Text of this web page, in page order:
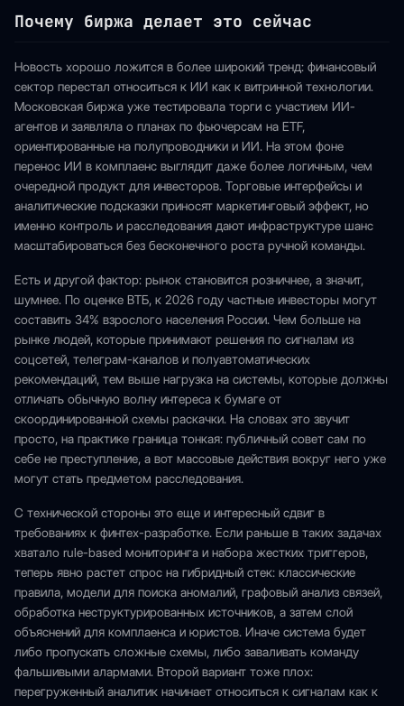
Почему биржа делает это сейчас
Новость хорошо ложится в более широкий тренд: финансовый
сектор перестал относиться к ИИ как к витринной технологии.
Московская биржа уже тестировала торги с участием ИИ-
агентов и заявляла о планах по фьючерсам на ETF,
ориентированные на полупроводники и ИИ. На этом фоне
перенос ИИ в комплаенс выглядит даже более логичным, чем
очередной продукт для инвесторов. Торговые интерфейсы и
аналитические подсказки приносят маркетинговый эффект, но
именно контроль и расследования дают инфраструктуре шанс
масштабироваться без бесконечного роста ручной команды.
Есть и другой фактор: рынок становится розничнее, а значит,
шумнее. По оценке ВТБ, к 2026 году частные инвесторы могут
составить 34% взрослого населения России. Чем больше на
рынке людей, которые принимают решения по сигналам из
соцсетей, телеграм-каналов и полуавтоматических
рекомендаций, тем выше нагрузка на системы, которые должны
отличать обычную волну интереса к бумаге от
скоординированной схемы раскачки. На словах это звучит
просто, на практике граница тонкая: публичный совет сам по
себе не преступление, а вот массовые действия вокруг него уже
могут стать предметом расследования.
С технической стороны это еще и интересный сдвиг в
требованиях к финтех-разработке. Если раньше в таких задачах
хватало rule-based мониторинга и набора жестких триггеров,
теперь явно растет спрос на гибридный стек: классические
правила, модели для поиска аномалий, графовый анализ связей,
обработка неструктурированных источников, а затем слой
объяснений для комплаенса и юристов. Иначе система будет
либо пропускать сложные схемы, либо заваливать команду
фальшивыми алармами. Второй вариант тоже плох:
перегруженный аналитик начинает относиться к сигналам как к